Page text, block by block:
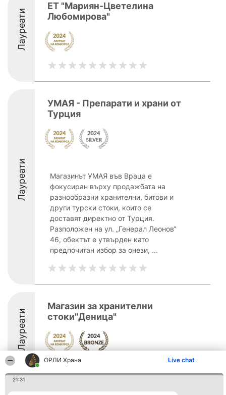
ОРЛИ Храна Live chat
21:31
Лауреати
ЕТ "Мариян-Цветелина
Любомирова"
Лауреати
УМАЯ - Препарати и храни от
Турция
Магазинът УМАЯ във Враца е
фокусиран върху продажбата на
разнообразни хранителни, битови и
други турски стоки, които се
доставят директно от Турция.
Разположен на ул. „Генерал Леонов“
46, обектът е утвърден като
предпочитан избор за онези, ...
Лауреати
Магазин за хранителни
стоки"Деница"